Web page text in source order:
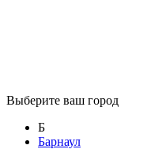
Выберите ваш город
Б
Барнаул